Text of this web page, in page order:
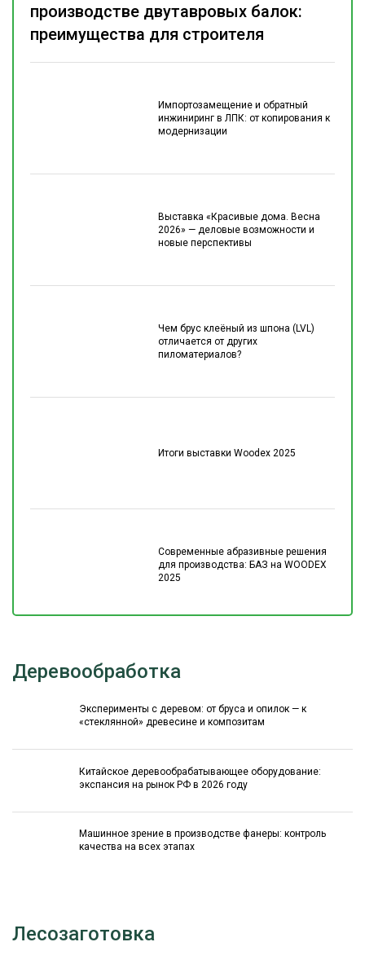
Импортозамещение и обратный
инжиниринг в ЛПК: от копирования к
модернизации
Выставка «Красивые дома. Весна
2026» — деловые возможности и
новые перспективы
Чем брус клеёный из шпона (LVL)
отличается от других
пиломатериалов?
Итоги выставки Woodex 2025
Современные абразивные решения
для производства: БАЗ на WOODEX
2025
производстве двутавровых балок:
преимущества для строителя
Деревообработка
Эксперименты с деревом: от бруса и опилок — к
«стеклянной» древесине и композитам
Китайское деревообрабатывающее оборудование:
экспансия на рынок РФ в 2026 году
Машинное зрение в производстве фанеры: контроль
качества на всех этапах
Лесозаготовка